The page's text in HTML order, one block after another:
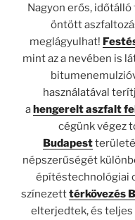
Nagyon erős,
öntött
meglágyulhat!
mint az a nevében is
használatával
ahengerelt aszfalt
cégünk végez
Budapest
népszerűségét
építéstechnológiai
színezetttérkövezés
elterjedtek, és